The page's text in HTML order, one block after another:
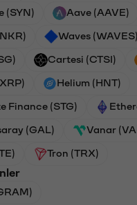
(SYN) Aave (AAVE)
Waves (WAVES)
Cartesi (CTSI)
Helium (HNT)
Finance (STG)
(GAL) Vanar
Tron (TRX)